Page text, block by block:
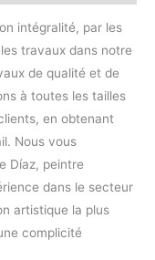
intégralité, par les
travaux dans notre
de qualité et de
à toutes les tailles
en obtenant
Nous vous
Díaz, peintre
dans le secteur
artistique la plus
complicité